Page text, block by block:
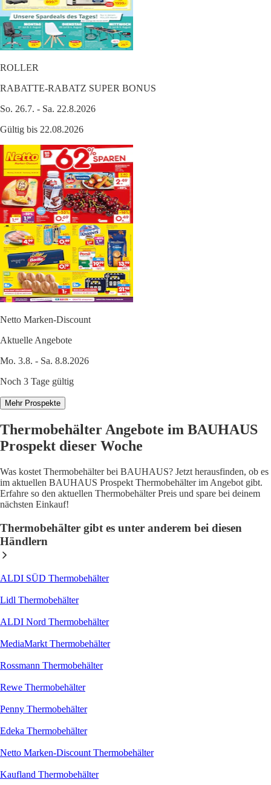
ROLLER
RABATTE-RABATZ SUPER BONUS
So. 26.7. - Sa. 22.8.2026
Gültig bis 22.08.2026
Netto Marken-Discount
Aktuelle Angebote
Mo. 3.8. - Sa. 8.8.2026
Noch 3 Tage gültig
Mehr Prospekte
Thermobehälter Angebote im BAUHAUS
Prospekt dieser Woche
Was kostet Thermobehälter bei BAUHAUS? Jetzt herausfinden, ob es
im aktuellen BAUHAUS Prospekt Thermobehälter im Angebot gibt.
Erfahre so den aktuellen Thermobehälter Preis und spare bei deinem
nächsten Einkauf!
Thermobehälter gibt es unter anderem bei diesen
Händlern
ALDI SÜD Thermobehälter
Lidl Thermobehälter
ALDI Nord Thermobehälter
MediaMarkt Thermobehälter
Rossmann Thermobehälter
Rewe Thermobehälter
Penny Thermobehälter
Edeka Thermobehälter
Netto Marken-Discount Thermobehälter
Kaufland Thermobehälter